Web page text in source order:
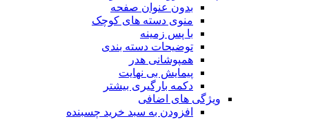
بدون عنوان صفحه
منوی دسته های کوچک
با پس زمینه
توضیحات دسته بندی
همپوشانی هدر
پیمایش بی نهایت
دکمه بارگیری بیشتر
ویژگی های اضافی
افزودن به سبد خرید چسبنده